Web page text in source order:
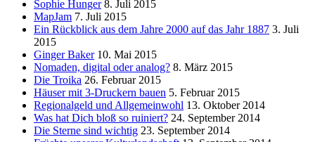
Sophie Hunger 8. Juli 2015
MapJam 7. Juli 2015
Ein Rückblick aus dem Jahre 2000 auf das Jahr 1887 3. Juli
2015
Ginger Baker 10. Mai 2015
Nomaden, digital oder analog? 8. März 2015
Die Troika 26. Februar 2015
Häuser mit 3-Druckern bauen 5. Februar 2015
Regionalgeld und Allgemeinwohl 13. Oktober 2014
Was hat Dich bloß so ruiniert? 24. September 2014
Die Sterne sind wichtig 23. September 2014